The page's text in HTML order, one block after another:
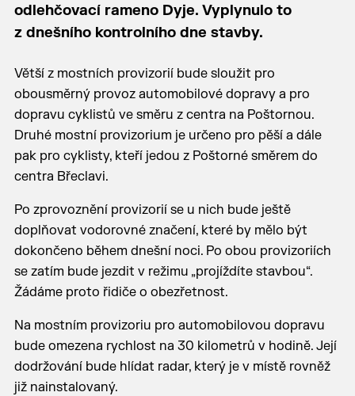
odlehčovací rameno Dyje. Vyplynulo to
z dnešního kontrolního dne stavby.
Větší z mostních provizorií bude sloužit pro
obousměrný provoz automobilové dopravy a pro
dopravu cyklistů ve směru z centra na Poštornou.
Druhé mostní provizorium je určeno pro pěší a dále
pak pro cyklisty, kteří jedou z Poštorné směrem do
centra Břeclavi.
Po zprovoznění provizorií se u nich bude ještě
doplňovat vodorovné značení, které by mělo být
dokončeno během dnešní noci. Po obou provizoriích
se zatím bude jezdit v režimu „projíždíte stavbou“.
Žádáme proto řidiče o obezřetnost.
Na mostním provizoriu pro automobilovou dopravu
bude omezena rychlost na 30 kilometrů v hodině. Její
dodržování bude hlídat radar, který je v místě rovněž
již nainstalovaný.